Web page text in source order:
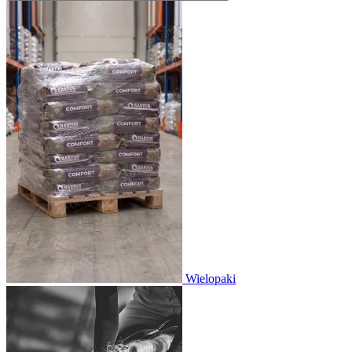
Wielopaki